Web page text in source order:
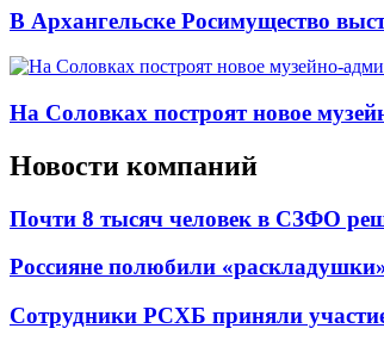
В Архангельске Росимущество
На Соловках построят новое
Новости компаний
Почти 8 тысяч человек в СЗФО
Россияне полюбили
Сотрудники РСХБ приняли